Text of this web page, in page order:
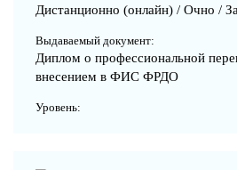
Дистанционно (онлайн) / Очно /
Выдаваемый документ:
Диплом о профессиональной
внесением в ФИС ФРДО
Уровень: